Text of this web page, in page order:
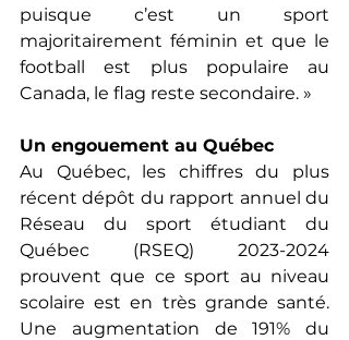
puisque c’est un sport
majoritairement féminin et que le
football est plus populaire au
Canada, le flag reste secondaire. »
Un engouement au Québec
Au Québec, les chiffres du plus
récent dépôt du rapport annuel du
Réseau du sport étudiant du
Québec (RSEQ) 2023-2024
prouvent que ce sport au niveau
scolaire est en très grande santé.
Une augmentation de 191% du